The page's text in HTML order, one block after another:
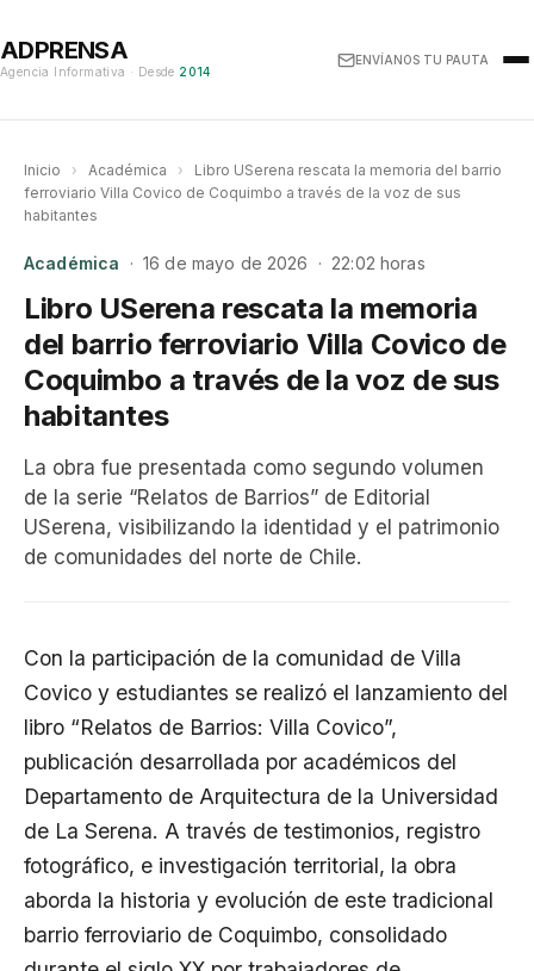
ADPRENSA
Agencia Informativa · Desde 2014
ENVÍANOS TU PAUTA
Inicio › Académica ›
Libro USerena rescata la memoria del barrio
ferroviario Villa Covico de Coquimbo a través de la voz de sus
habitantes
Académica · 16 de mayo de 2026 · 22:02 horas
Libro USerena rescata la memoria
del barrio ferroviario Villa Covico de
Coquimbo a través de la voz de sus
habitantes
La obra fue presentada como segundo volumen
de la serie “Relatos de Barrios” de Editorial
USerena, visibilizando la identidad y el patrimonio
de comunidades del norte de Chile.
Con la participación de la comunidad de Villa
Covico y estudiantes se realizó el lanzamiento del
libro “Relatos de Barrios: Villa Covico”,
publicación desarrollada por académicos del
Departamento de Arquitectura de la Universidad
de La Serena. A través de testimonios, registro
fotográfico, e investigación territorial, la obra
aborda la historia y evolución de este tradicional
barrio ferroviario de Coquimbo, consolidado